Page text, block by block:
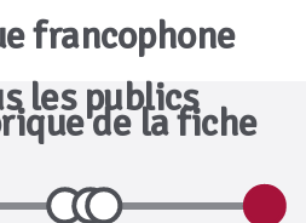
francophone
les publics
de la fiche